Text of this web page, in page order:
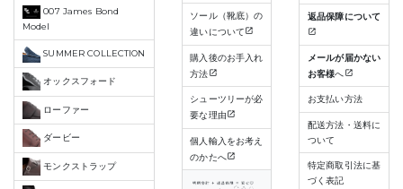
007 James Bond
Model
SUMMER COLLECTION
オックスフォード
ローファー
ダービー
モンクストラップ
ソール（靴底）の
違いについて
購入後のお手入れ
方法
シューツリーが必
要な理由
個人輸入をお考え
のかたへ
返品保障について
メールが届かない
お客様へ
お支払い方法
配送方法・送料に
ついて
特定商取引法に基
づく表記